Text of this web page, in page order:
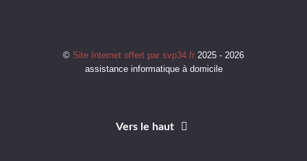
© Site Internet offert par svp34.fr 2025 - 2026
assistance informatique à domicile
Vers le haut